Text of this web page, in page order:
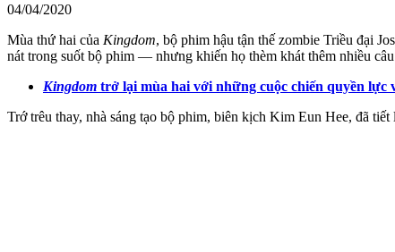
04/04/2020
Mùa thứ hai của Kingdom, bộ phim hậu tận thế zombie Triều đại
nát trong suốt bộ phim — nhưng khiến họ thèm khát thêm nhiều
Kingdom trở lại mùa hai với những cuộc chiến quyền lực
Trớ trêu thay, nhà sáng tạo bộ phim, biên kịch Kim Eun Hee, đã